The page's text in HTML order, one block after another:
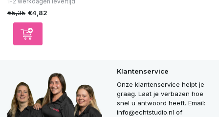
€5,35 €4,82
Klantenservice
Onze klantenservice helpt je
graag. Laat je verbazen hoe
snel u antwoord heeft. Email:
info@echtstudio.nl of